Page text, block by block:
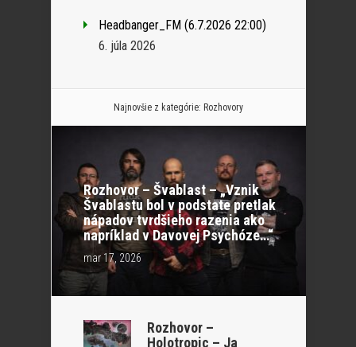
Headbanger_FM (6.7.2026 22:00)
6. júla 2026
Najnovšie z kategórie: Rozhovory
Rozhovor – Švablast – „Vznik
Švablastu bol v podstate pretlak
nápadov tvrdšieho razenia ako
napríklad v Davovej Psychóze…“
mar 17, 2026
Rozhovor –
Holotropic – Ja